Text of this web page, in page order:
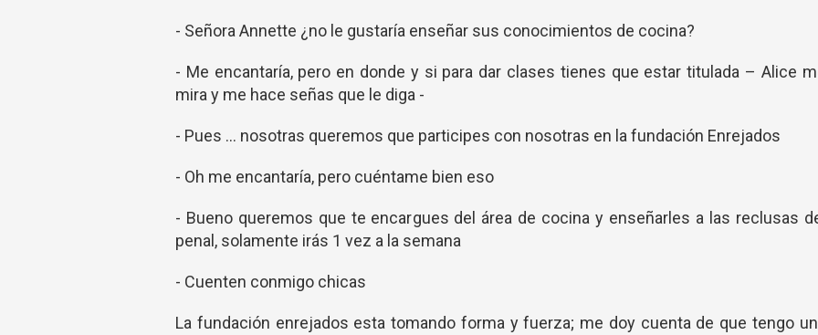
- Señora Annette ¿no le gustaría enseñar sus conocimientos de cocina?
- Me encantaría, pero en donde y si para dar clases tienes que estar titulada – Alice
mira y me hace señas que le diga -
- Pues ... nosotras queremos que participes con nosotras en la fundación Enrejados
- Oh me encantaría, pero cuéntame bien eso
- Bueno queremos que te encargues del área de cocina y enseñarles a las reclusas
penal, solamente irás 1 vez a la semana
- Cuenten conmigo chicas
La fundación enrejados esta tomando forma y fuerza; me doy cuenta de que tengo